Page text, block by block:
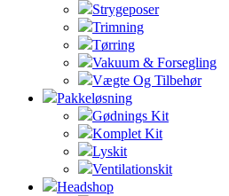
Strygeposer
Trimning
Tørring
Vakuum & Forsegling
Vægte Og Tilbehør
Pakkeløsning
Gødnings Kit
Komplet Kit
Lyskit
Ventilationskit
Headshop